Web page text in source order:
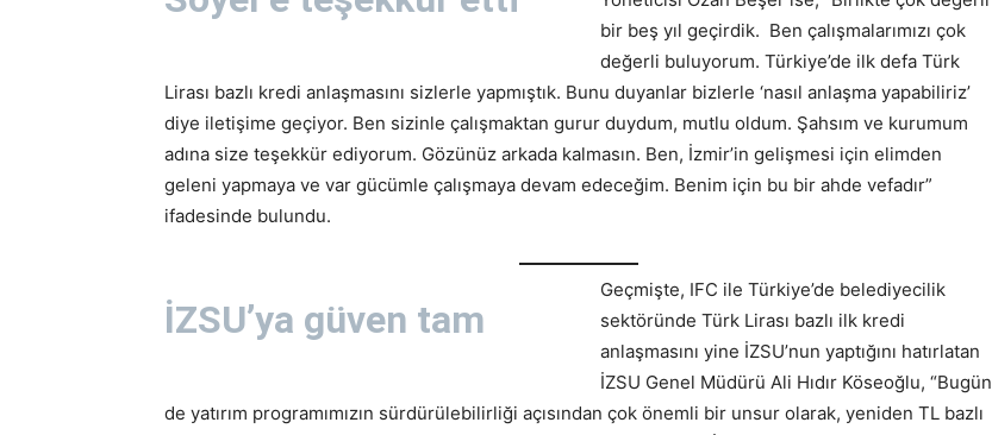
bir beş yıl geçirdik. Ben çalışmalarımızı çok
değerli buluyorum. Türkiye’de ilk defa Türk
Lirası bazlı kredi anlaşmasını sizlerle yapmıştık. Bunu duyanlar bizlerle ‘nasıl anlaşma yapabiliriz’
diye iletişime geçiyor. Ben sizinle çalışmaktan gurur duydum, mutlu oldum. Şahsım ve kurumum
adına size teşekkür ediyorum. Gözünüz arkada kalmasın. Ben, İzmir’in gelişmesi için elimden
geleni yapmaya ve var gücümle çalışmaya devam edeceğim. Benim için bu bir ahde vefadır”
ifadesinde bulundu.
İZSU’ya güven tam
Geçmişte, IFC ile Türkiye’de belediyecilik
sektöründe Türk Lirası bazlı ilk kredi
anlaşmasını yine İZSU’nun yaptığını hatırlatan
İZSU Genel Müdürü Ali Hıdır Köseoğlu, “Bugün
de yatırım programımızın sürdürülebilirliği açısından çok önemli bir unsur olarak, yeniden TL bazlı